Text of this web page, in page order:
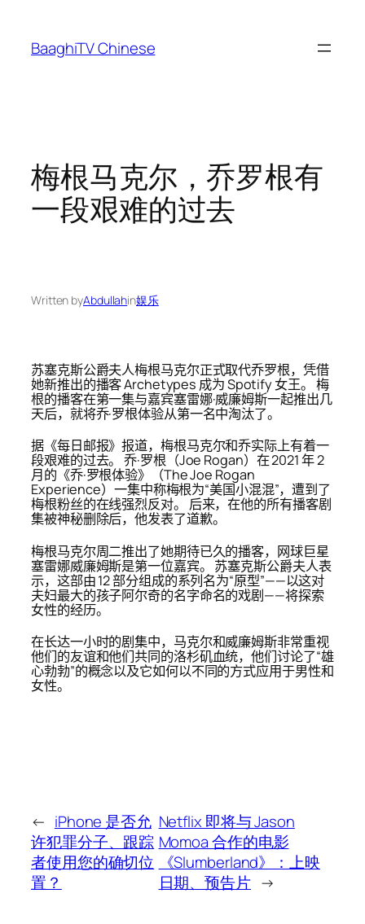
content
BaaghiTV Chinese
梅根马克尔，乔罗根有
一段艰难的过去
Written byAbdullahin娱乐
苏塞克斯公爵夫人梅根马克尔正式取代乔罗根，凭借
她新推出的播客 Archetypes 成为 Spotify 女王。 梅
根的播客在第一集与嘉宾塞雷娜·威廉姆斯一起推出几
天后，就将乔·罗根体验从第一名中淘汰了。
据《每日邮报》报道，梅根马克尔和乔实际上有着一
段艰难的过去。 乔·罗根（Joe Rogan）在 2021 年 2
月的《乔·罗根体验》（The Joe Rogan
Experience）一集中称梅根为“美国小混混”，遭到了
梅根粉丝的在线强烈反对。 后来，在他的所有播客剧
集被神秘删除后，他发表了道歉。
梅根马克尔周二推出了她期待已久的播客，网球巨星
塞雷娜威廉姆斯是第一位嘉宾。 苏塞克斯公爵夫人表
示，这部由 12 部分组成的系列名为“原型”——以这对
夫妇最大的孩子阿尔奇的名字命名的戏剧——将探索
女性的经历。
在长达一小时的剧集中，马克尔和威廉姆斯非常重视
他们的友谊和他们共同的洛杉矶血统，他们讨论了“雄
心勃勃”的概念以及它如何以不同的方式应用于男性和
女性。
← iPhone 是否允
许犯罪分子、跟踪
者使用您的确切位
置？
Netflix 即将与 Jason
Momoa 合作的电影
《Slumberland》：上映
日期、预告片 →